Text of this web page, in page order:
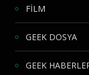
FİLM
GEEK DOSYA
GEEK